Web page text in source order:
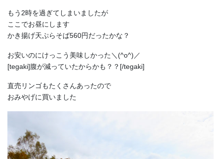
もう2時を過ぎてしまいましたが
ここでお昼にします
かき揚げ天ぷらそば560円だったかな？
お安いのにけっこう美味しかった＼(^o^)／
[tegaki]腹が減っていたからかも？？[/tegaki]
直売リンゴもたくさんあったので
おみやげに買いました